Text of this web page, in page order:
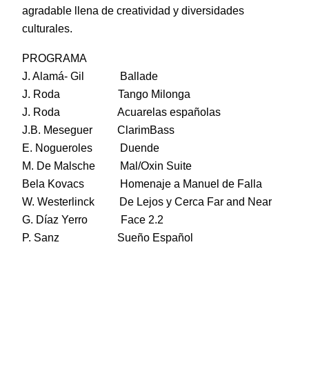
agradable llena de creatividad y diversidades
culturales.
PROGRAMA
J. Alamá- Gil
Ballade
J. Roda
Tango Milonga
J. Roda
Acuarelas españolas
J.B. Meseguer
ClarimBass
E. Nogueroles
Duende
M. De Malsche
Mal/Oxin Suite
Bela Kovacs
Homenaje a Manuel de Falla
W. Westerlinck
De Lejos y Cerca Far and Near
G. Díaz Yerro
Face 2.2
P. Sanz
Sueño Español